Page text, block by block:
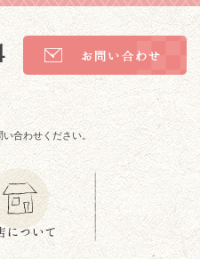
合わせください。